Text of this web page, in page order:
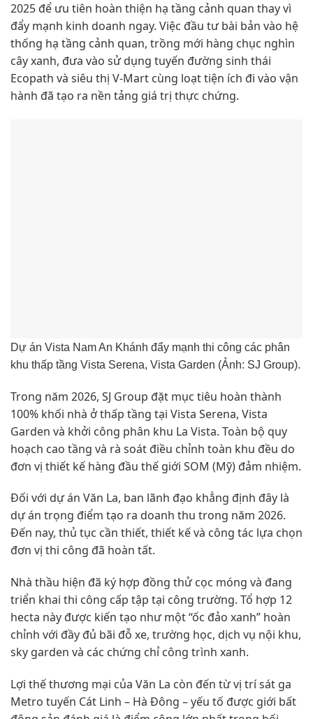
2025 để ưu tiên hoàn thiện hạ tầng cảnh quan thay vì
đẩy mạnh kinh doanh ngay. Việc đầu tư bài bản vào hệ
thống hạ tầng cảnh quan, trồng mới hàng chục nghìn
cây xanh, đưa vào sử dụng tuyến đường sinh thái
Ecopath và siêu thị V-Mart cùng loạt tiện ích đi vào vận
hành đã tạo ra nền tảng giá trị thực chứng.
Dự án Vista Nam An Khánh đẩy mạnh thi công các phân
khu thấp tầng Vista Serena, Vista Garden (Ảnh: SJ Group).
Trong năm 2026, SJ Group đặt mục tiêu hoàn thành
100% khối nhà ở thấp tầng tại Vista Serena, Vista
Garden và khởi công phân khu La Vista. Toàn bộ quy
hoạch cao tầng và rà soát điều chỉnh toàn khu đều do
đơn vị thiết kế hàng đầu thế giới SOM (Mỹ) đảm nhiệm.
Đối với dự án Văn La, ban lãnh đạo khẳng định đây là
dự án trọng điểm tạo ra doanh thu trong năm 2026.
Đến nay, thủ tục cần thiết, thiết kế và công tác lựa chọn
đơn vị thi công đã hoàn tất.
Nhà thầu hiện đã ký hợp đồng thử cọc móng và đang
triển khai thi công cấp tập tại công trường. Tổ hợp 12
hecta này được kiến tạo như một “ốc đảo xanh” hoàn
chỉnh với đầy đủ bãi đỗ xe, trường học, dịch vụ nội khu,
sky garden và các chứng chỉ công trình xanh.
Lợi thế thương mại của Văn La còn đến từ vị trí sát ga
Metro tuyến Cát Linh – Hà Đông – yếu tố được giới bất